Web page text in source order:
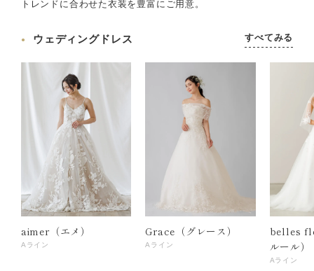
トレンドに合わせた衣装を豊富にご用意。
ウェディングドレス すべてみる
aimer（エメ）
Aライン
Grace（グレース）
Aライン
belles
ルール）
Aライン